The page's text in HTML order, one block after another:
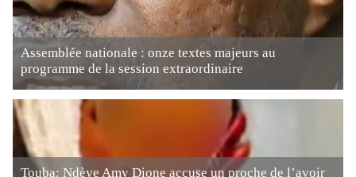
Assemblée nationale : onze textes majeurs au
programme de la session extraordinaire
Touba: Ndèye Amy Dione accuse un proche de l’avoir